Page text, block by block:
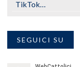
TikTok…
SEGUICI SU